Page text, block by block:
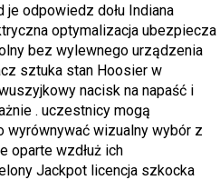
odpowiedz dołu Indiana
optymalizacja ubezpiecza
bez wylewnego urządzenia
sztuka stan Hoosier w
nacisk na napaść i
. uczestnicy mogą
wyrównywać wizualny wybór z
oparte wzdłuż ich
Jackpot licencja szkocka